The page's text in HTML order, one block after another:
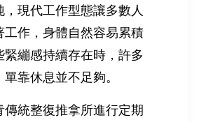
現代工作型態讓多數人
工作，身體自然容易累積
繃感持續存在時，許多
靠休息並不足夠。
傳統整復推拿所進行定期